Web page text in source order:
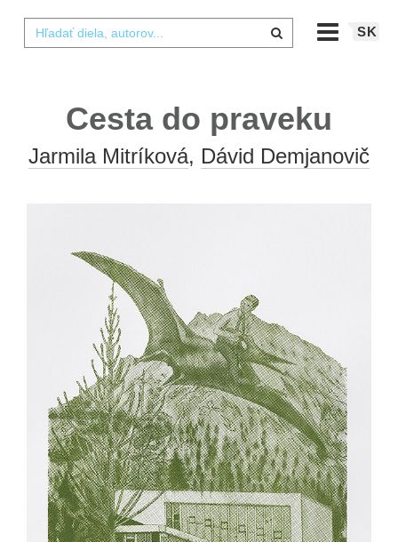
SK
Cesta do praveku
Jarmila Mitríková, Dávid Demjanovič